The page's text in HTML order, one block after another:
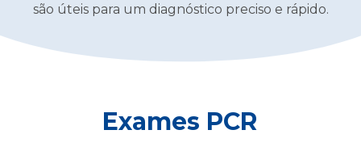
são úteis para um diagnóstico preciso e rápido.
Exames PCR